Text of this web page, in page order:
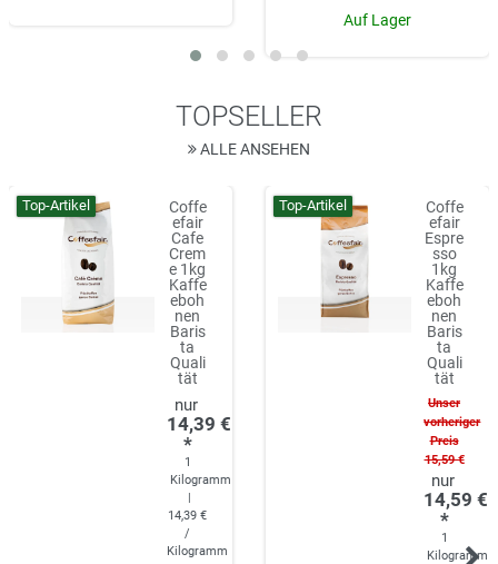
Auf Lager
TOPSELLER
ALLE ANSEHEN
Top-Artikel
Coffe
efair
Cafe
Crem
e 1kg
Kaffe
eboh
nen
Baris
ta
Quali
tät
14,39 €
*
1
Kilogramm
|
14,39 €
/
Kilogramm
Top-Artikel
Coffe
efair
Espre
sso
1kg
Kaffe
eboh
nen
Baris
ta
Quali
tät
Unser
vorheriger
Preis
15,59 €
14,59 €
*
1
Kilogramm